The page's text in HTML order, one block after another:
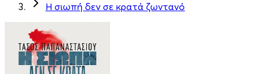
Η σιωπή δεν σε κρατά ζωντανό